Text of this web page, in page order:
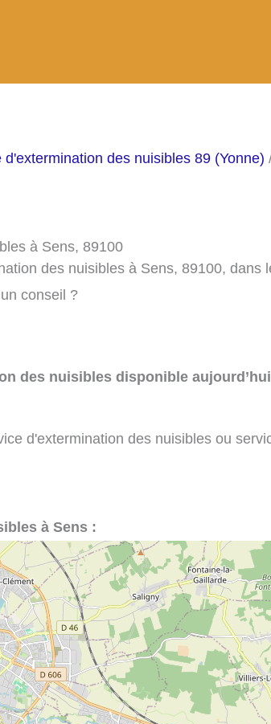
d'extermination des nuisibles 89 (Yonne)
à Sens, 89100
des nuisibles à Sens, 89100, dans
conseil ?
des nuisibles disponible
d'extermination des nuisibles ou
à Sens :